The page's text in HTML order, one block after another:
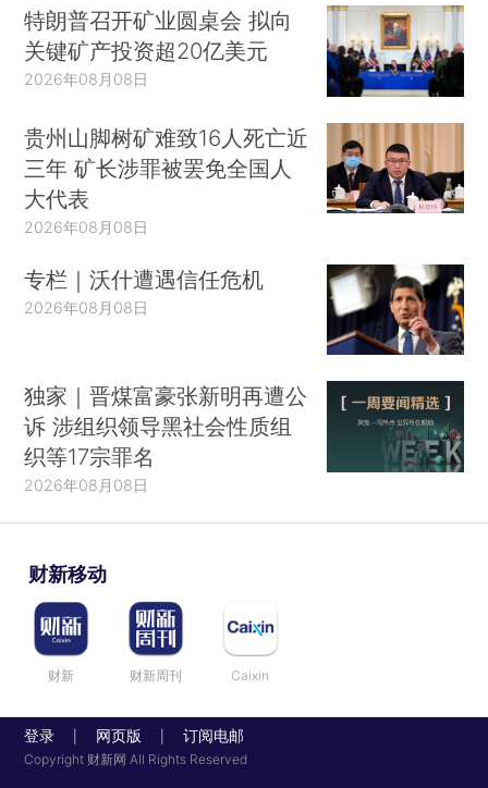
特朗普召开矿业圆桌会 拟向
关键矿产投资超20亿美元
2026年08月08日
贵州山脚树矿难致16人死亡近
三年 矿长涉罪被罢免全国人
大代表
2026年08月08日
专栏｜沃什遭遇信任危机
2026年08月08日
独家｜晋煤富豪张新明再遭公
诉 涉组织领导黑社会性质组
织等17宗罪名
2026年08月08日
财新移动
财新 财新周刊 Caixin
登录 网页版 订阅电邮
Copyright 财新网 All Rights Reserved